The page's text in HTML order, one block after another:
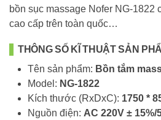
bồn sục massage Nofer NG-1822
cao cấp trên toàn quốc…
THÔNG SỐ KĨ THUẬT SẢN
Tên sản phẩm: Bồn tắm
Model: NG-1822
Kích thước (RxDxC): 1750 *
Nguồn điện: AC 220V ± 15%/